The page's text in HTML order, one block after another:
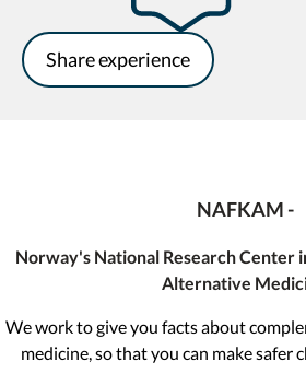
Share experience
NAFKAM -
Norway's National Research Center
Alternative
We work to give you facts about
medicine, so that you can make safer